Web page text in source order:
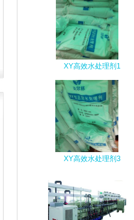
XY高效水处理剂1
XY高效水处理剂3